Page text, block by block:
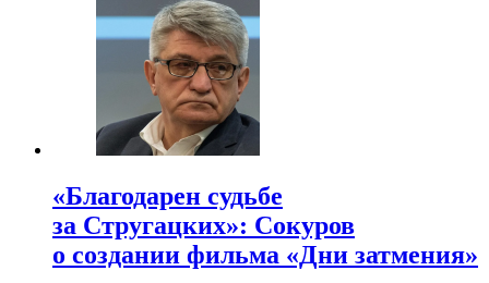
«Благодарен судьбе
за Стругацких»: Сокуров
о создании фильма «Дни затмения»